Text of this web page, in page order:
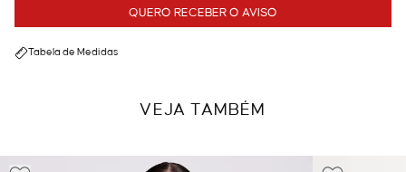
QUERO RECEBER O AVISO
Tabela de Medidas
VEJA TAMBÉM